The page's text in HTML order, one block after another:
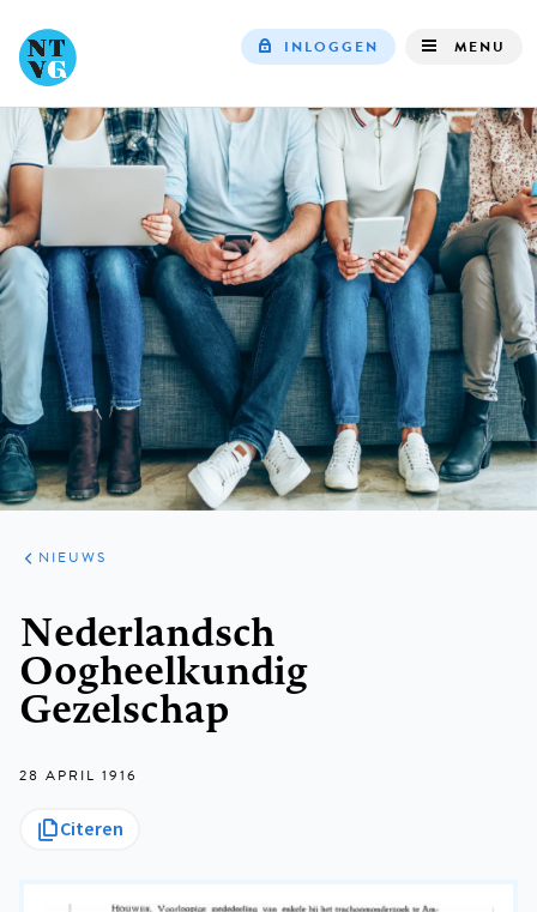
navigation
INLOGGEN MENU
ARTIKELEN
HET
KORT
NIEUWS
Nederlandsch
Oogheelkundig
Gezelschap
28 APRIL 1916
Citeren